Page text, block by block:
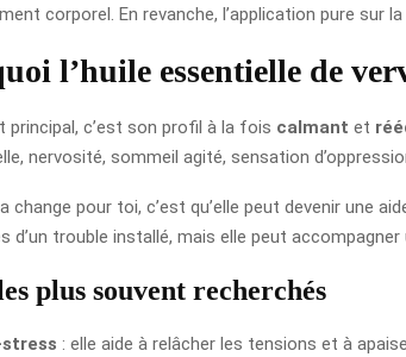
corporel. En revanche, l’application pure sur
l’huile essentielle de
principal, c’est son profil à la fois calmant et
nervosité, sommeil agité, sensation
change pour toi, c’est qu’elle peut devenir une
d’un trouble installé, mais elle peut
plus souvent recherchés
: elle aide à relâcher les tensions et à